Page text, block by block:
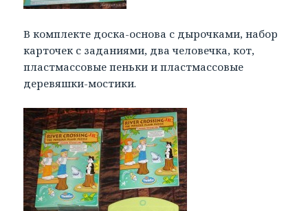
В комплекте доска-основа с дырочками, набор
карточек с заданиями, два человечка, кот,
пластмассовые пеньки и пластмассовые
деревяшки-мостики.